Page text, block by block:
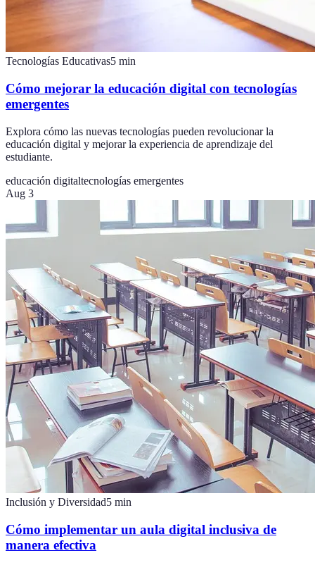
Tecnologías Educativas5 min
Cómo mejorar la educación digital con tecnologías
emergentes
Explora cómo las nuevas tecnologías pueden revolucionar la
educación digital y mejorar la experiencia de aprendizaje del
estudiante.
educación digitaltecnologías emergentes
Aug 3
Inclusión y Diversidad5 min
Cómo implementar un aula digital inclusiva de
manera efectiva